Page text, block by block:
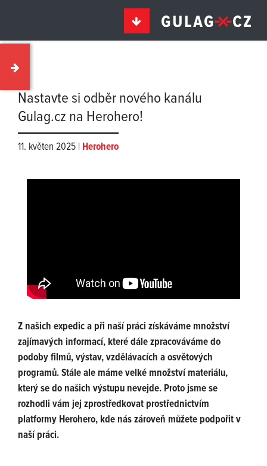
Nastavte si odběr nového kanálu
Gulag.cz na Herohero!
11. květen 2025 | Herohero
Z našich expedic a při naší práci získáváme množství
zajímavých informací, které dále zpracováváme do
podoby filmů, výstav, vzdělávacích a osvětových
programů. Stále ale máme velké množství materiálu,
který se do našich výstupu nevejde. Proto jsme se
rozhodli vám jej zprostředkovat prostřednictvím
platformy Herohero, kde nás zároveň můžete podpořit v
naší práci.